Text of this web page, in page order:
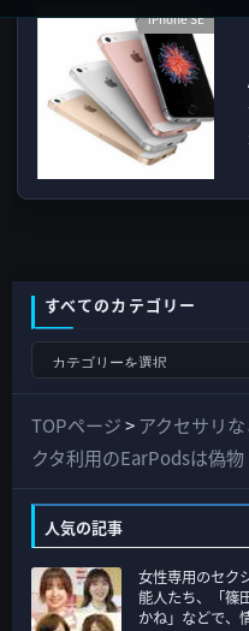
iPhone SE
すべてのカテゴリー
て
の
ゴ
リ
ー
TOPページ> アクセサリ
クタ利用のEarPodsは偽物
人気の記事
女性専用のセク
能人たち、「篠
かね」などで、